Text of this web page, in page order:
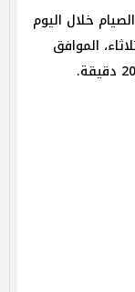
خلال اليوم
الموافق